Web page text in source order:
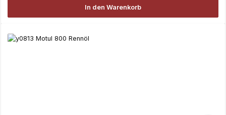
In den Warenkorb